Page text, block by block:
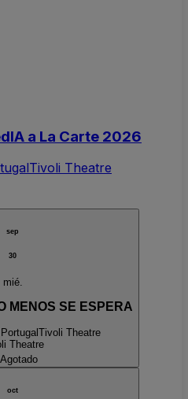
a La Carte 2026
Tivoli Theatre
sep
30
mié.
MENOS SE ESPERA
Tivoli Theatre
Theatre
Agotado
oct